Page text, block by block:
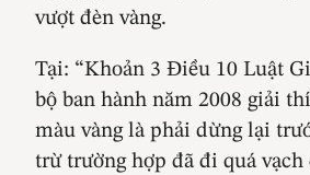
vượt đèn vàng.
Tại: “Khoản 3 Điều 10 Luật
bộ ban hành năm 2008 giải
màu vàng là phải dừng lại
trừ trường hợp đã đi quá